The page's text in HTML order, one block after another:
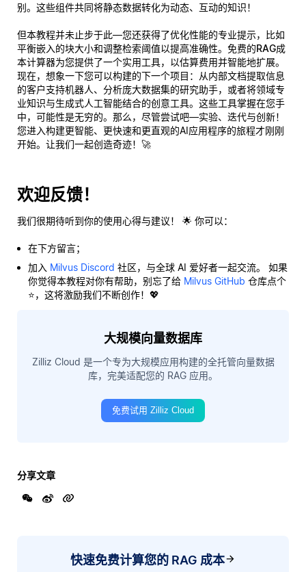
别。这些组件共同将静态数据转化为动态、互动的知识！
但本教程并未止步于此—您还获得了优化性能的专业提示，比如
平衡嵌入的块大小和调整检索阈值以提高准确性。免费的RAG成
本计算器为您提供了一个实用工具，以估算费用并智能地扩展。
现在，想象一下您可以构建的下一个项目：从内部文档提取信息
的客户支持机器人、分析庞大数据集的研究助手，或者将领域专
业知识与生成式人工智能结合的创意工具。这些工具掌握在您手
中，可能性是无穷的。那么，尽管尝试吧—实验、迭代与创新！
您进入构建更智能、更快速和更直观的AI应用程序的旅程才刚刚
开始。让我们一起创造奇迹！🚀
欢迎反馈！
我们很期待听到你的使用心得与建议！ 🌟 你可以：
在下方留言；
加入 Milvus Discord 社区，与全球 AI 爱好者一起交流。 如果
你觉得本教程对你有帮助，别忘了给 Milvus GitHub 仓库点个
⭐，这将激励我们不断创作！💖
大规模向量数据库
Zilliz Cloud 是一个专为大规模应用构建的全托管向量数据
库，完美适配您的 RAG 应用。
免费试用 Zilliz Cloud
分享文章
快速免费计算您的 RAG 成本